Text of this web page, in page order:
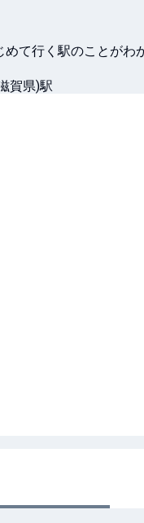
めて行く駅のことがわ
賀県)駅